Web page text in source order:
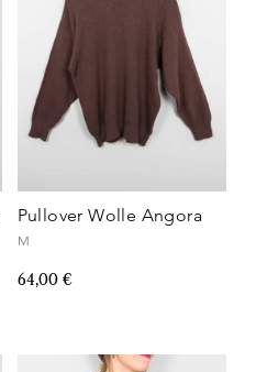
Pullover Wolle Angora
M
64,00 €